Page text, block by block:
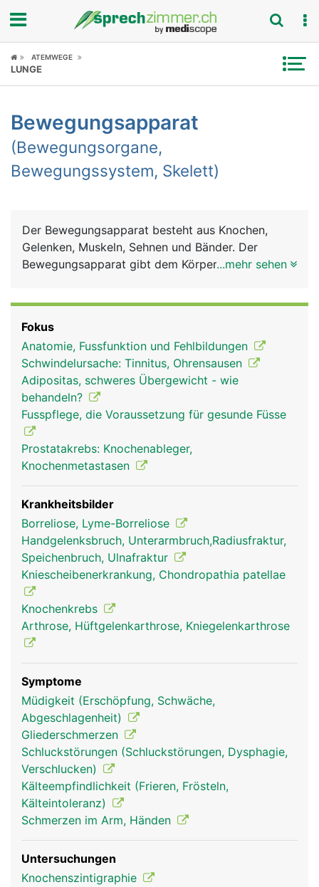
Fokus
Symptome
Untersuchungen
Ratgeber
Rubriken
ATEMWEGE
LUNGE
Bewegungsapparat
(Bewegungsorgane,
Bewegungssystem, Skelett)
Der Bewegungsapparat besteht aus Knochen,
Gelenken, Muskeln, Sehnen und Bänder. Der
Bewegungsapparat gibt dem Körper Halt und
Organe und Blutbildung im Knochemark.
...mehr sehen
Fokus
Anatomie, Fussfunktion und Fehlbildungen
Schwindelursache: Tinnitus, Ohrensausen
Adipositas, schweres Übergewicht - wie
behandeln?
Fusspflege, die Voraussetzung für gesunde Füsse
Prostatakrebs: Knochenableger,
Knochenmetastasen
Krankheitsbilder
Borreliose, Lyme-Borreliose
Handgelenksbruch, Unterarmbruch,Radiusfraktur,
Speichenbruch, Ulnafraktur
Kniescheibenerkrankung, Chondropathia patellae
Knochenkrebs
Arthrose, Hüftgelenkarthrose, Kniegelenkarthrose
Symptome
Müdigkeit (Erschöpfung, Schwäche,
Abgeschlagenheit)
Gliederschmerzen
Schluckstörungen (Schluckstörungen, Dysphagie,
Verschlucken)
Kälteempfindlichkeit (Frieren, Frösteln,
Kälteintoleranz)
Schmerzen im Arm, Händen
Untersuchungen
Knochenszintigraphie